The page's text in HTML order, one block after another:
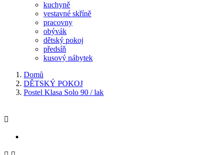
kuchyně
vestavné skříně
pracovny
obývák
dětský pokoj
předsíň
kusový nábytek
Domů
DĚTSKÝ POKOJ
Postel Klasa Solo 90 / lak
